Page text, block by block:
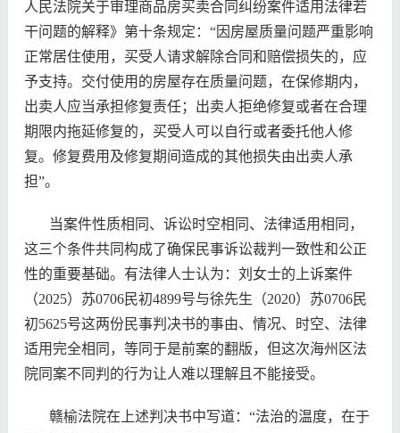
人民法院关于审理商品房买卖合同纠纷案件适用法律若
干问题的解释》第十条规定：“因房屋质量问题严重影响
正常居住使用，买受人请求解除合同和赔偿损失的，应
予支持。交付使用的房屋存在质量问题，在保修期内，
出卖人应当承担修复责任；出卖人拒绝修复或者在合理
期限内拖延修复的，买受人可以自行或者委托他人修
复。修复费用及修复期间造成的其他损失由出卖人承
担”。
当案件性质相同、诉讼时空相同、法律适用相同，
这三个条件共同构成了确保民事诉讼裁判一致性和公正
性的重要基础。有法律人士认为：刘女士的上诉案件
（2025）苏0706民初4899号与徐先生（2020）苏0706民
初5625号这两份民事判决书的事由、情况、时空、法律
适用完全相同，等同于是前案的翻版，但这次海州区法
院同案不同判的行为让人难以理解且不能接受。
赣榆法院在上述判决书中写道：“法治的温度，在于